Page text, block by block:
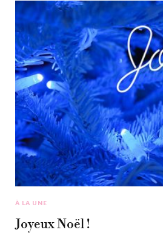
À LA UNE
Joyeux Noël !